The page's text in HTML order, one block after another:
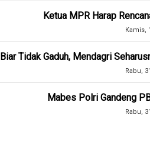
Ketua MPR Harap
Kamis,
Biar Tidak Gaduh, Mendagri
Rabu,
Mabes Polri Gandeng
Rabu,